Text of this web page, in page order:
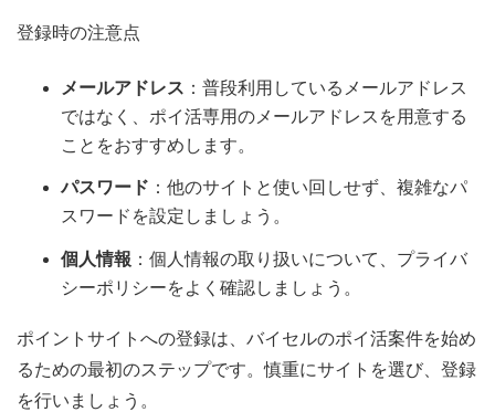
登録時の注意点
メールアドレス ：普段利用しているメールアドレス
ではなく、ポイ活専用のメールアドレスを用意する
ことをおすすめします。
パスワード ：他のサイトと使い回しせず、複雑なパ
スワードを設定しましょう。
個人情報 ：個人情報の取り扱いについて、プライバ
シーポリシーをよく確認しましょう。
ポイントサイトへの登録は、バイセルのポイ活案件を始め
るための最初のステップです。慎重にサイトを選び、登録
を行いましょう。